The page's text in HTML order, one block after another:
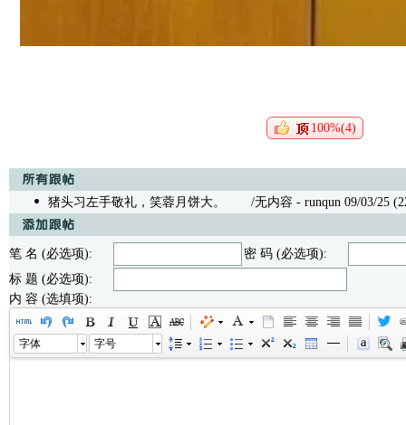
100%(4)
猪头习左手敬礼，笑蓉月饼大。 /无内容 - runqun 09/03/25
笔 名 (必选项):
密 码 (必选项):
标 题 (必选项):
内 容 (选填项):
字体 字号